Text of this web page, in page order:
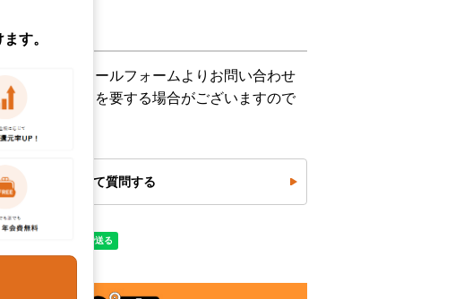
質問は下記メールフォームよりお問い合わせ
応にはお時間を要する場合がございますので
商品について質問する
す。